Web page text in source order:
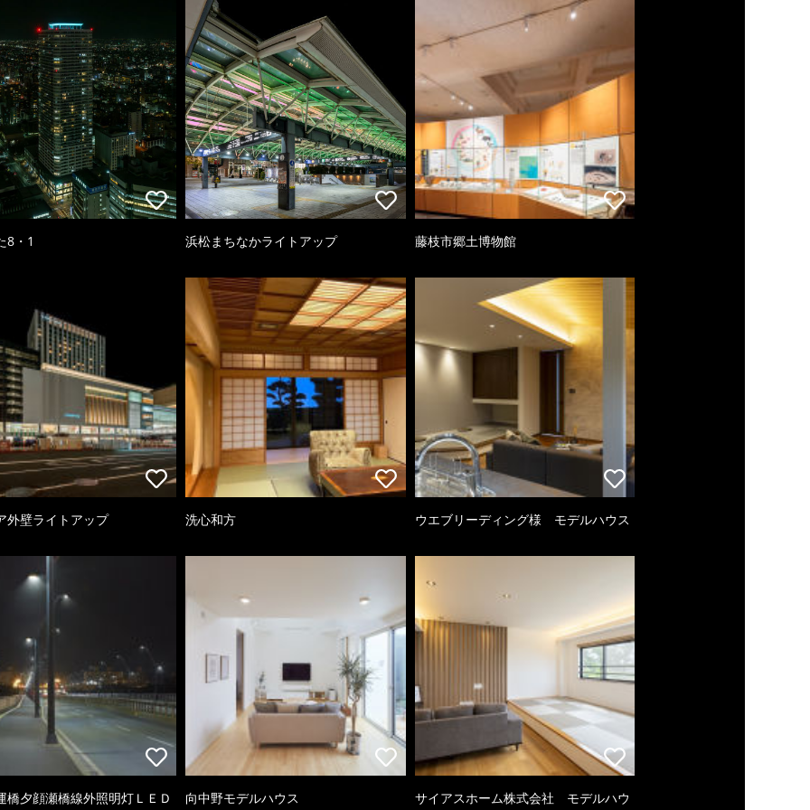
8・1 浜松まちなかライトアップ 藤枝市郷土博物館
外壁ライトアップ 洗心和方 ウエブリーディング様 モデルハウス
橋夕顔瀬橋線外照明灯ＬＥＤ 向中野モデルハウス
サイアスホーム株式会社 モデルハウ